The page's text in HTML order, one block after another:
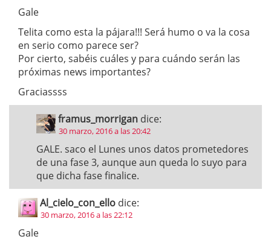
Gale
Telita como esta la pájara!!! Será humo o va la cosa
en serio como parece ser?
Por cierto, sabéis cuáles y para cuándo serán las
próximas news importantes?
Graciassss
framus_morrigan dice:
30 marzo, 2016 a las 20:42
GALE. saco el Lunes unos datos prometedores
de una fase 3, aunque aun queda lo suyo para
que dicha fase finalice.
Al_cielo_con_ello dice:
30 marzo, 2016 a las 22:12
Gale